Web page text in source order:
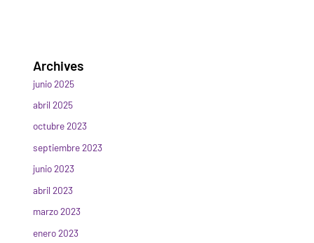
Archives
junio 2025
abril 2025
octubre 2023
septiembre 2023
junio 2023
abril 2023
marzo 2023
enero 2023